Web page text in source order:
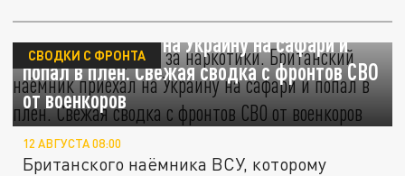
Выперли из армии за наркотики. Британский
наёмник приехал на Украину на сафари и
попал в плен. Свежая сводка с фронтов СВО
от военкоров
СВОДКИ С ФРОНТА
12 АВГУСТА 08:00
Британского наёмника ВСУ, которому